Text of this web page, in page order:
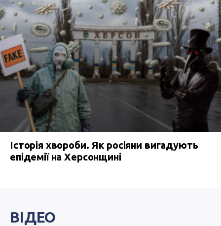
Історія хвороби. Як росіяни вигадують
епідемії на Херсонщині
ВІДЕО